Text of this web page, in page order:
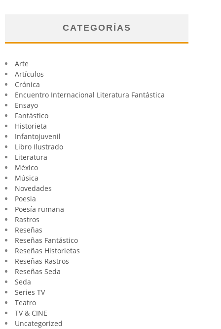
CATEGORÍAS
Arte
Artículos
Crónica
Encuentro Internacional Literatura Fantástica
Ensayo
Fantástico
Historieta
Infantojuvenil
Libro Ilustrado
Literatura
México
Música
Novedades
Poesia
Poesía rumana
Rastros
Reseñas
Reseñas Fantástico
Reseñas Historietas
Reseñas Rastros
Reseñas Seda
Seda
Series TV
Teatro
TV & CINE
Uncategorized